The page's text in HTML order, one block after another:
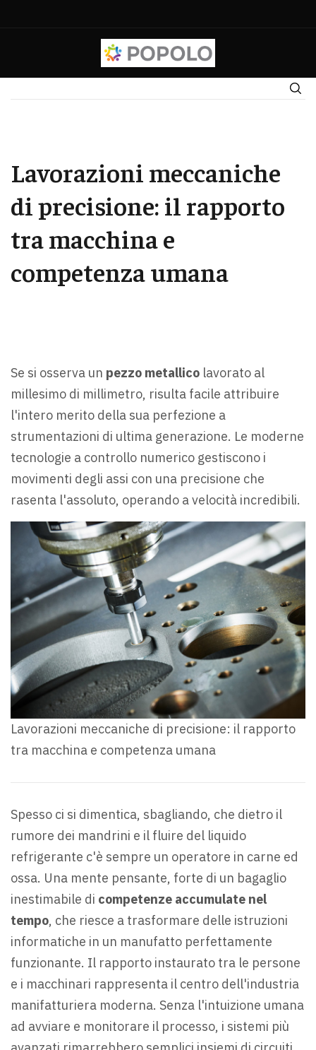
Lavorazioni meccaniche
di precisione: il rapporto
tra macchina e
competenza umana
Se si osserva un pezzo metallico lavorato al
millesimo di millimetro, risulta facile attribuire
l'intero merito della sua perfezione a
strumentazioni di ultima generazione. Le moderne
tecnologie a controllo numerico gestiscono i
movimenti degli assi con una precisione che
rasenta l'assoluto, operando a velocità incredibili.
Lavorazioni meccaniche di precisione: il rapporto
tra macchina e competenza umana
Spesso ci si dimentica, sbagliando, che dietro il
rumore dei mandrini e il fluire del liquido
refrigerante c'è sempre un operatore in carne ed
ossa. Una mente pensante, forte di un bagaglio
inestimabile di competenze accumulate nel
tempo, che riesce a trasformare delle istruzioni
informatiche in un manufatto perfettamente
funzionante. Il rapporto instaurato tra le persone
e i macchinari rappresenta il centro dell'industria
manifatturiera moderna. Senza l'intuizione umana
ad avviare e monitorare il processo, i sistemi più